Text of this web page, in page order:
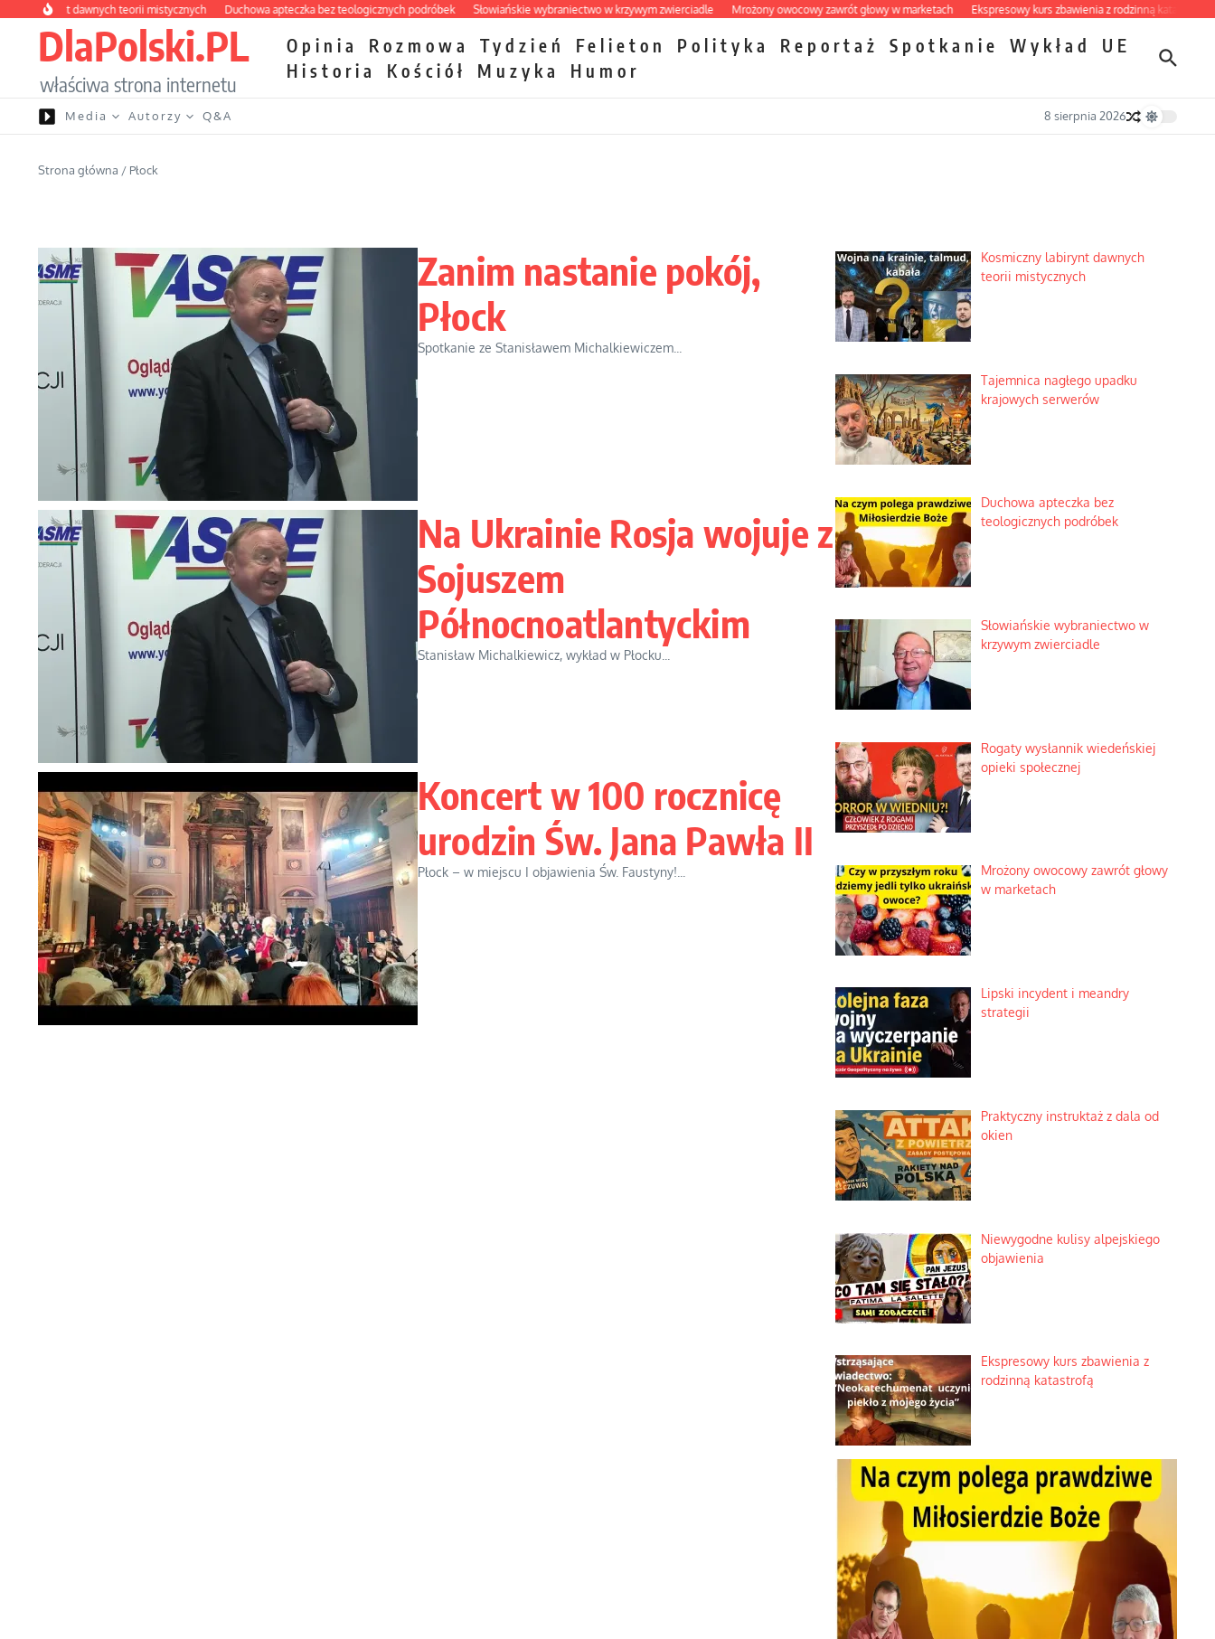
Przejdź do treści
labirynt dawnych teorii mistycznych Duchowa apteczka bez teologicznych podróbek Słowiańskie wybraniectwo w krzywym zwierciadle Mrożony owocowy zawrót głowy w marketach Ekspresowy kurs zbawienia z rodzinną katastrofą
DlaPolski.PL
właściwa strona internetu
Opinia Rozmowa Tydzień Felieton Polityka Reportaż Spotkanie Wykład
UE
Historia
Kościół Muzyka Humor
Media Autorzy Q&A 8 sierpnia 2026
Strona główna / Płock
Zanim nastanie pokój,
Płock
Spotkanie ze Stanisławem Michalkiewiczem...
Na Ukrainie Rosja wojuje z
Sojuszem
Północnoatlantyckim
Stanisław Michalkiewicz, wykład w Płocku...
Koncert w 100 rocznicę
urodzin Św. Jana Pawła II
Płock – w miejscu I objawienia Św. Faustyny!...
Kosmiczny labirynt dawnych
teorii mistycznych
Tajemnica nagłego upadku
krajowych serwerów
Duchowa apteczka bez
teologicznych podróbek
Słowiańskie wybraniectwo w
krzywym zwierciadle
Rogaty wysłannik wiedeńskiej
opieki społecznej
Mrożony owocowy zawrót głowy
w marketach
Lipski incydent i meandry
strategii
Praktyczny instruktaż z dala od
okien
Niewygodne kulisy alpejskiego
objawienia
Ekspresowy kurs zbawienia z
rodzinną katastrofą